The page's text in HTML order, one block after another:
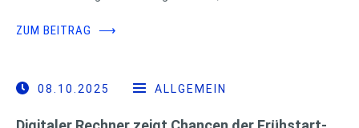
ZUM BEITRAG ⟶
08.10.2025 ALLGEMEIN